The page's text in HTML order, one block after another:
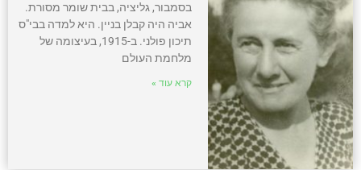
בסמבור, גליציה, בבית שומר מסורת.
אביה היה קבלן בניין. היא למדה בבי"ס
תיכון פולני. ב-1915, בעיצומה של
מלחמת העולם
קרא עוד »